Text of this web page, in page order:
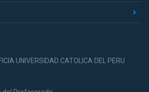
UNIVERSIDAD CATOLICA DEL PERU